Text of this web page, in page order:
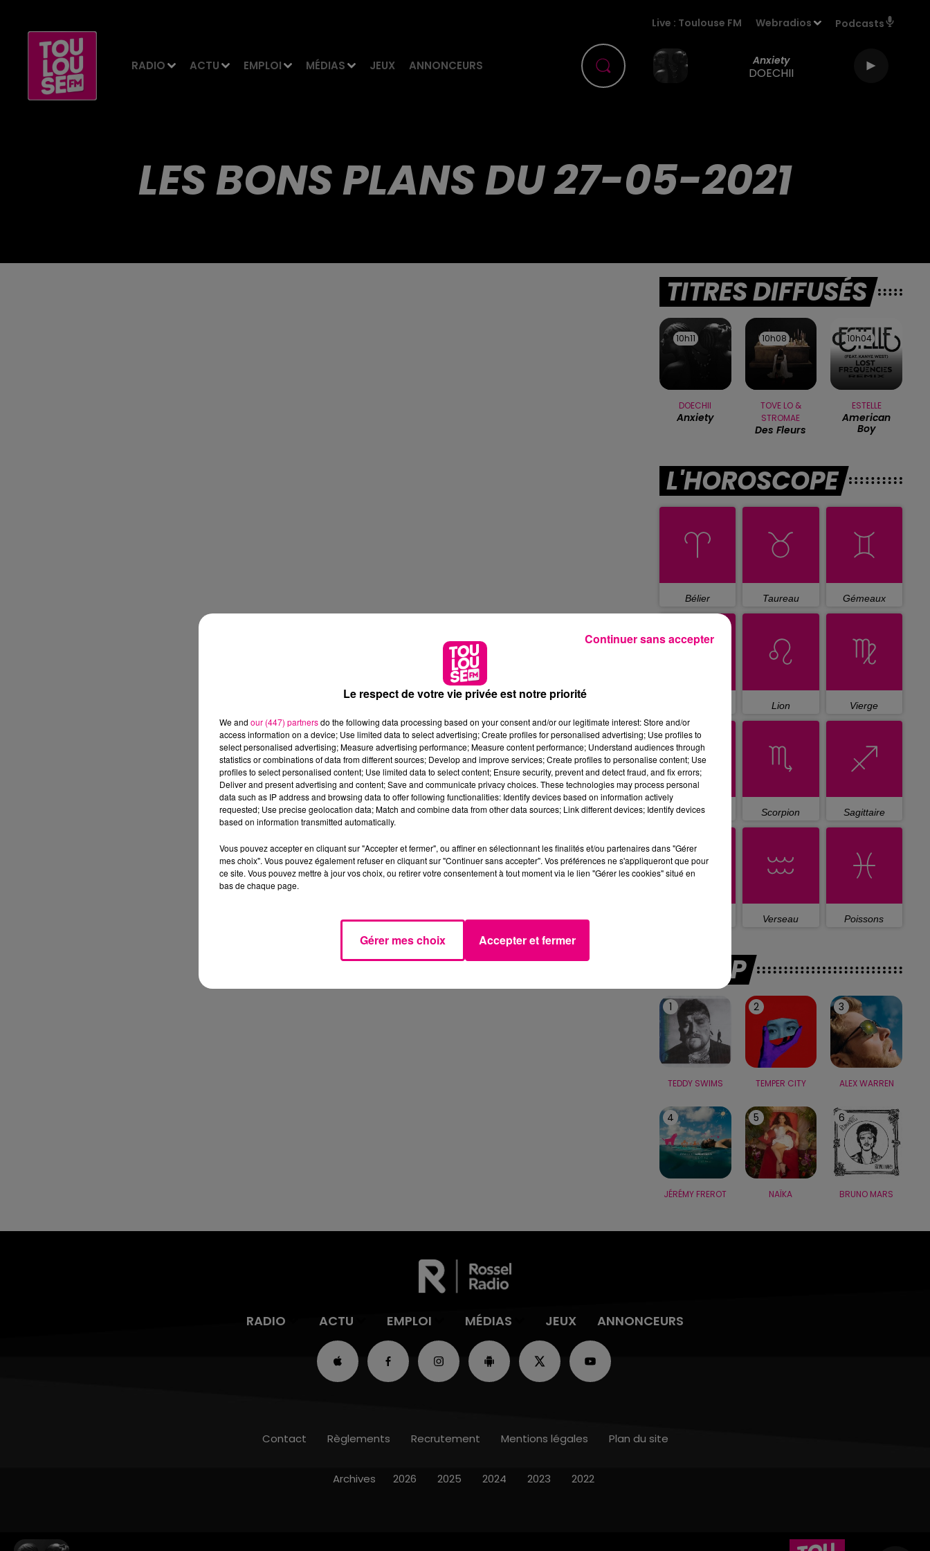
RADIO ACTU EMPLOI MÉDIAS JEUX ANNONCEURS
Live : Toulouse FM Webradios Podcasts
Anxiety
DOECHII
LES BONS PLANS DU 27-05-2021
TITRES DIFFUSÉS
10h11
10h11
DOECHII
Anxiety
10h08
10h08
TOVE LO &
STROMAE
Des Fleurs
10h04
10h04
ESTELLE
American
Boy
L'HOROSCOPE
Bélier Taureau Gémeaux
Lion Vierge
Balance Scorpion Sagittaire
Verseau Poissons
LE TOP
1
TEDDY SWIMS
2
TEMPER CITY
3
ALEX WARREN
4
JÉRÉMY FREROT
5
NAÏKA
6
BRUNO MARS
RADIO ACTU EMPLOI MÉDIAS JEUX ANNONCEURS
Contact Règlements Recrutement Mentions légales Plan du site
Archives 2026 2025 2024 2023 2022
Le respect de votre vie privée est notre priorité
We and our (447) partnersdo the following data processing based on your consent and/or our legitimate interest: Store and/or
access information on a device; Use limited data to select advertising; Create profiles for personalised advertising; Use profiles to
select personalised advertising; Measure advertising performance; Measure content performance; Understand audiences through
statistics or combinations of data from different sources; Develop and improve services; Create profiles to personalise content; Use
profiles to select personalised content; Use limited data to select content; Ensure security, prevent and detect fraud, and fix errors;
Deliver and present advertising and content; Save and communicate privacy choices. These technologies may process personal
data such as IP address and browsing data to offer following functionalities: Identify devices based on information actively
requested; Use precise geolocation data; Match and combine data from other data sources; Link different devices; Identify devices
based on information transmitted automatically.
Vous pouvez accepter en cliquant sur "Accepter et fermer", ou affiner en sélectionnant les finalités et/ou partenaires dans "Gérer
mes choix". Vous pouvez également refuser en cliquant sur "Continuer sans accepter". Vos préférences ne s'appliqueront que pour
ce site. Vous pouvez mettre à jour vos choix, ou retirer votre consentement à tout moment via le lien "Gérer les cookies" situé en
bas de chaque page.
Gérer mes choix Accepter et fermer
Continuer sans accepter